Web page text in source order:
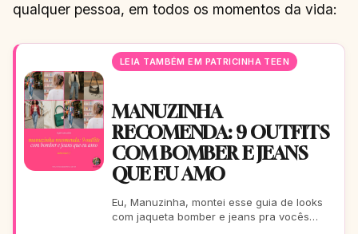
qualquer pessoa, em todos os momentos da vida:
LEIA TAMBÉM EM PATRICINHA TEEN
MANUZINHA
RECOMENDA: 9 OUTFITS
COM BOMBER E JEANS
QUE EU AMO
Eu, Manuzinha, montei esse guia de looks
com jaqueta bomber e jeans pra vocês